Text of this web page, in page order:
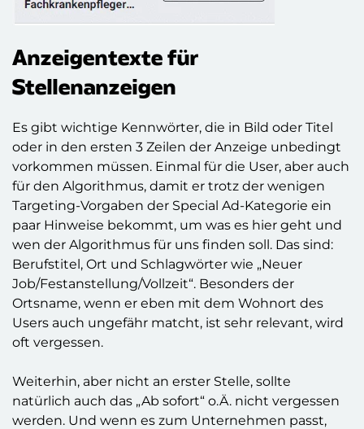
Anzeigentexte für
Stellenanzeigen
Es gibt wichtige Kennwörter, die in Bild oder Titel
oder in den ersten 3 Zeilen der Anzeige unbedingt
vorkommen müssen. Einmal für die User, aber auch
für den Algorithmus, damit er trotz der wenigen
Targeting-Vorgaben der Special Ad-Kategorie ein
paar Hinweise bekommt, um was es hier geht und
wen der Algorithmus für uns finden soll. Das sind:
Berufstitel, Ort und Schlagwörter wie „Neuer
Job/Festanstellung/Vollzeit“. Besonders der
Ortsname, wenn er eben mit dem Wohnort des
Users auch ungefähr matcht, ist sehr relevant, wird
oft vergessen.
Weiterhin, aber nicht an erster Stelle, sollte
natürlich auch das „Ab sofort“ o.Ä. nicht vergessen
werden. Und wenn es zum Unternehmen passt,